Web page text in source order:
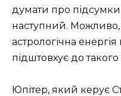
думати про
наступний.
астрологічна
підштовхує до
Юпітер, який керує